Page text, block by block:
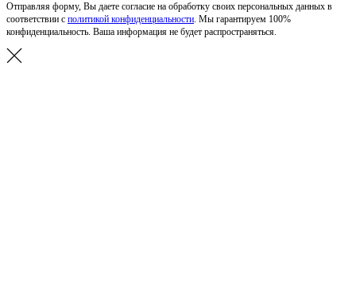
Отправляя форму, Вы даете согласие на обработку своих персональных данных в
соответствии с политикой конфиденциальности. Мы гарантируем 100%
конфиденциальность. Ваша информация не будет распространяться.